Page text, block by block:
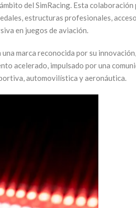
del SimRacing. Esta
estructuras profesionales,
en juegos de aviación.
marca reconocida por su
acelerado, impulsado por una
automovilística y aeronáutica.